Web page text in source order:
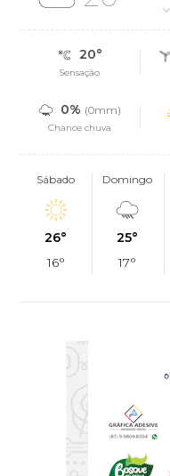
20°
Sensação
0% (0mm)
Chance chuva
Sábado
26°
16°
Domingo
25°
17°